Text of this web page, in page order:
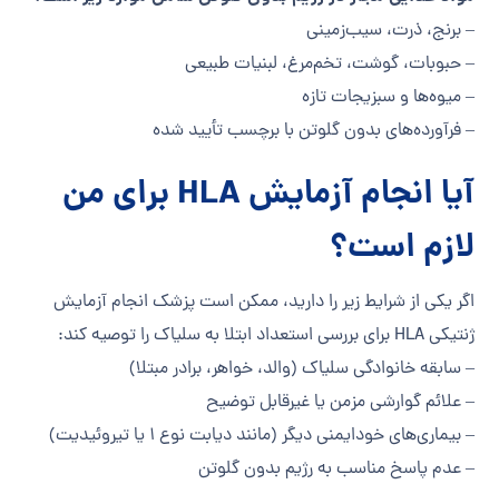
– برنج، ذرت، سیب‌زمینی
– حبوبات، گوشت، تخم‌مرغ، لبنیات طبیعی
– میوه‌ها و سبزیجات تازه
– فرآورده‌های بدون گلوتن با برچسب تأیید شده
آیا انجام آزمایش HLA برای من
لازم است؟
اگر یکی از شرایط زیر را دارید، ممکن است پزشک انجام آزمایش
ژنتیکی HLA برای بررسی استعداد ابتلا به سلیاک را توصیه کند:
– سابقه خانوادگی سلیاک (والد، خواهر، برادر مبتلا)
– علائم گوارشی مزمن یا غیرقابل توضیح
– بیماری‌های خودایمنی دیگر (مانند دیابت نوع ۱ یا تیروئیدیت)
– عدم پاسخ مناسب به رژیم بدون گلوتن